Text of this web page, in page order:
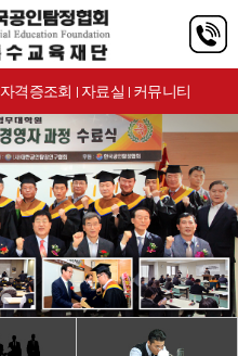
자격증조회 | 자료실 | 커뮤니티